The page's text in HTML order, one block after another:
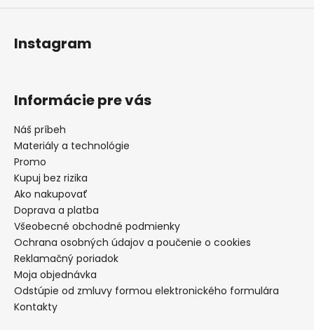
Instagram
Informácie pre vás
Náš príbeh
Materiály a technológie
Promo
Kupuj bez rizika
Ako nakupovať
Doprava a platba
Všeobecné obchodné podmienky
Ochrana osobných údajov a poučenie o cookies
Reklamačný poriadok
Moja objednávka
Odstúpie od zmluvy formou elektronického formulára
Kontakty